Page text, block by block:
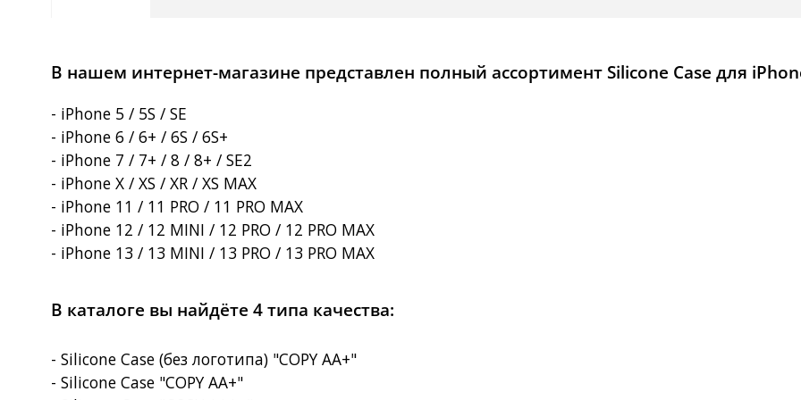
В нашем интернет-магазине представлен полный ассортимент Silicone Case для
- iPhone 5 / 5S / SE
- iPhone 6 / 6+ / 6S / 6S+
- iPhone 7 / 7+ / 8 / 8+ / SE2
- iPhone X / XS / XR / XS MAX
- iPhone 11 / 11 PRO / 11 PRO MAX
- iPhone 12 / 12 MINI / 12 PRO / 12 PRO MAX
- iPhone 13 / 13 MINI / 13 PRO / 13 PRO MAX
В каталоге вы найдёте 4 типа качества:
- Silicone Case (без логотипа) "COPY AA+"
- Silicone Case "COPY AA+"